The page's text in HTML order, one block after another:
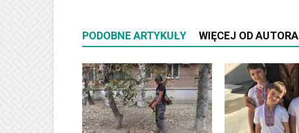
PODOBNE ARTYKUŁY WIĘCEJ OD AUTORA